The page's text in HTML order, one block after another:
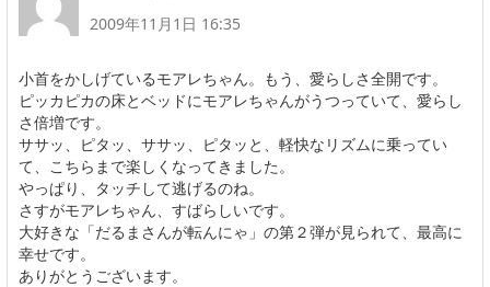
2009年11月1日 16:35
小首をかしげているモアレちゃん。もう、愛らしさ全開です。
ピッカピカの床とベッドにモアレちゃんがうつっていて、愛らし
さ倍増です。
ササッ、ピタッ、ササッ、ピタッと、軽快なリズムに乗ってい
て、こちらまで楽しくなってきました。
やっぱり、タッチして逃げるのね。
さすがモアレちゃん、すばらしいです。
大好きな「だるまさんが転んにゃ」の第２弾が見られて、最高に
幸せです。
ありがとうございます。